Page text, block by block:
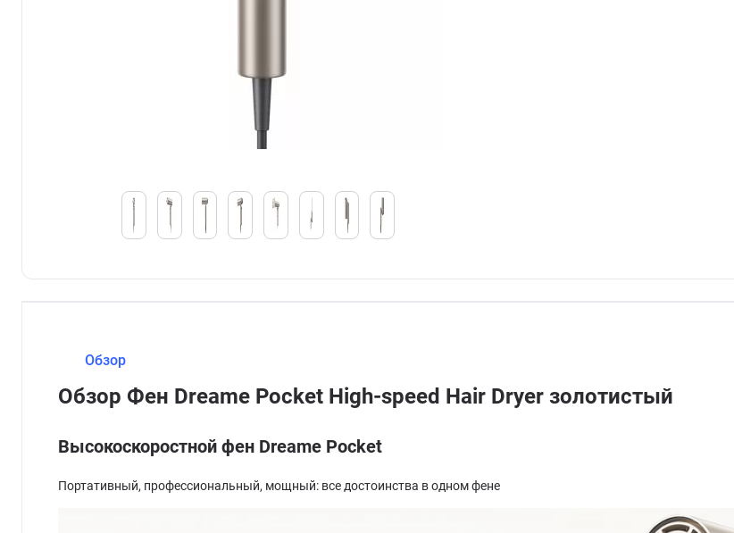
Обзор
Обзор Фен Dreame Pocket High-speed Hair Dryer золотистый
Высокоскоростной фен Dreame Pocket
Портативный, профессиональный, мощный: все достоинства в одном фене